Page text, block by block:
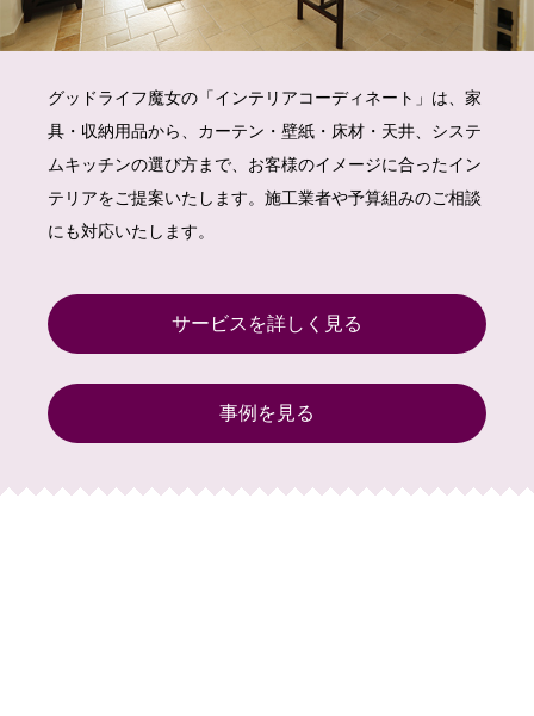
グッドライフ魔女の「インテリアコーディネート」は、家
具・収納用品から、カーテン・壁紙・床材・天井、システ
ムキッチンの選び方まで、お客様のイメージに合ったイン
テリアをご提案いたします。施工業者や予算組みのご相談
にも対応いたします。
サービスを詳しく見る
事例を見る